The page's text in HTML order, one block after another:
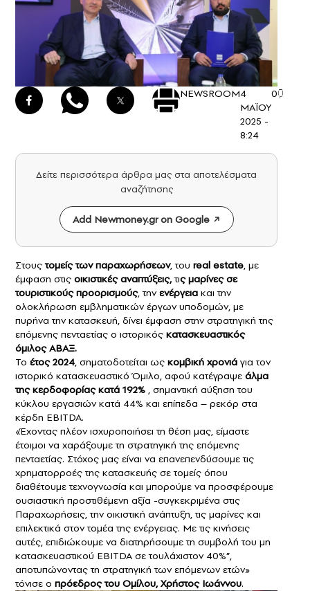
NEWSROOM4
ΜΑΪΟΥ
2025 -
8:24
0
Δείτε περισσότερα άρθρα μας στα αποτελέσματα
αναζήτησης
Add Newmoney.gr on Google
Στουςτομείς των παραχωρήσεων, του real estate, με
έμφαση στις οικιστικές αναπτύξεις,τις μαρίνες σε
τουριστικούς προορισμούς, τηνενέργεια και την
ολοκλήρωση εμβληματικών έργων υποδομών, με
πυρήνα την κατασκευή, δίνει έμφαση στην στρατηγική της
επόμενης πενταετίας ο ιστορικός κατασκευαστικός
όμιλος ΑΒΑΞ.
Το έτος 2024, σηματοδοτείται ως κομβική χρονιά για τον
ιστορικό κατασκευαστικό Όμιλο, αφού κατέγραψε άλμα
της κερδοφορίας κατά 192% , σημαντική αύξηση του
κύκλου εργασιών κατά 44% και επίπεδα – ρεκόρ στα
κέρδη EBITDA.
«Έχοντας πλέον ισχυροποιήσει τη θέση μας, είμαστε
έτοιμοι να χαράξουμε τη στρατηγική της επόμενης
πενταετίας. Στόχος μας είναι να επανεπενδύσουμε τις
χρηματορροές της κατασκευής σε τομείς όπου
διαθέτουμε τεχνογνωσία και μπορούμε να προσφέρουμε
ουσιαστική προστιθέμενη αξία -συγκεκριμένα στις
Παραχωρήσεις, την οικιστική ανάπτυξη, τις μαρίνες και
επιλεκτικά στον τομέα της ενέργειας. Με τις κινήσεις
αυτές, επιδιώκουμε να διατηρήσουμε τη συμβολή του μη
κατασκευαστικού EBITDA σε τουλάχιστον 40%”,
αποτυπώνοντας τη στρατηγική των επόμενων ετών»
τόνισε ο πρόεδρος του Ομίλου, Χρήστος Ιωάννου.